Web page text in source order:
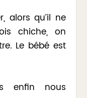
alors qu’il ne
chiche, on
Le bébé est
enfin nous